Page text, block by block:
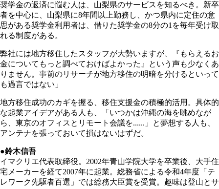
奨学金の返済に悩む人は、山梨県のサービスを知るべき。新卒
者を中心に、山梨県に8年間以上勤務し、かつ県内に定住の意
思がある奨学金利用者は、借りた奨学金の8分の1を毎年受け取
れる制度がある。
弊社には地方移住したスタッフが大勢いますが、『もらえるお
金についてもっと調べておけばよかった』という声も少なくあ
りません。事前のリサーチが地方移住の明暗を分けるといって
も過言ではない」
地方移住成功のカギを握る、移住支援金の積極的活用。具体的
な起業アイデアがある人も、「いつかは沖縄の海を眺めなが
ら、東京のオフィスとリモート会議を......」と夢想する人も、
アンテナを張っておいて損はないはずだ。
●鈴木信吾
イマクリエ代表取締役。2002年青山学院大学を卒業後、大手住
宅メーカーを経て2007年に起業。総務省による令和4年度「テ
レワーク先駆者百選」では総務大臣賞を受賞。趣味は登山とサ